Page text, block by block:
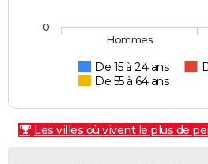
De 15 à 24 ans
De 55 à 64 ans
Hommes
0
Les villes où vivent le plus de